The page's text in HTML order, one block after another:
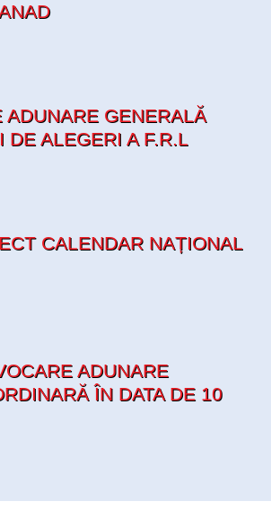
ADUNARE GENERALĂ
DE ALEGERI A F.R.L
CALENDAR NAȚIONAL
ADUNARE
ÎN DATA DE 10